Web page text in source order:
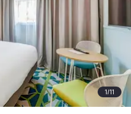
1/11